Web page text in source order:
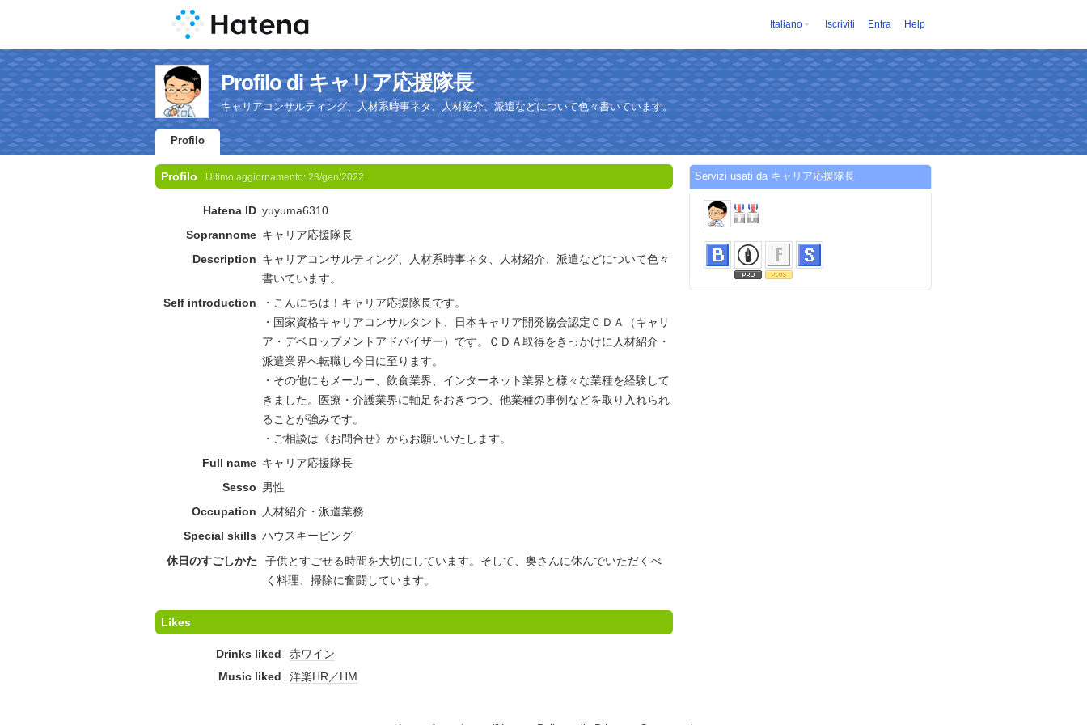
Italiano Iscriviti Entra Help
Profilo di キャリア応援隊長
キャリアコンサルティング、人材系時事ネタ、人材紹介、派遣などについて色々書いています。
Profilo
Profilo Ultimo aggiornamento: 23/gen/2022
Hatena ID yuyuma6310
Soprannome キャリア応援隊長
Description キャリアコンサルティング、人材系時事ネタ、人材紹介、派遣などについて色々
書いています。
Self introduction
・こんにちは！キャリア応援隊長です。
・国家資格キャリアコンサルタント、日本キャリア開発協会認定ＣＤＡ（キャリ
ア・デベロップメントアドバイザー）です。ＣＤＡ取得をきっかけに人材紹介・
派遣業界へ転職し今日に至ります。
・その他にもメーカー、飲食業界、インターネット業界と様々な業種を経験して
きました。医療・介護業界に軸足をおきつつ、他業種の事例などを取り入れられ
ることが強みです。
・ご相談は《お問合せ》からお願いいたします。
Full name キャリア応援隊長
Sesso 男性
Occupation
人材紹介・派遣業務
Special skills ハウスキーピング
休日のすごしかた
子供とすごせる時間を大切にしています。そして、奥さんに休んでいただくべ
く料理、掃除に奮闘しています。
Likes
Drinks liked
赤ワイン
Music liked
洋楽HR／HM
Servizi usati da キャリア応援隊長